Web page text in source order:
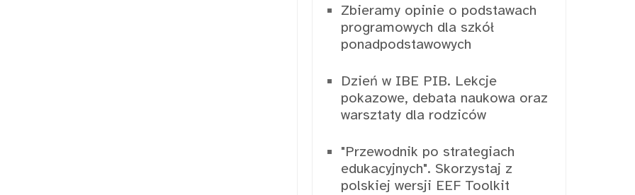
Zbieramy opinie o podstawach
programowych dla szkół
ponadpodstawowych
Dzień w IBE PIB. Lekcje
pokazowe, debata naukowa oraz
warsztaty dla rodziców
"Przewodnik po strategiach
edukacyjnych". Skorzystaj z
polskiej wersji EEF Toolkit